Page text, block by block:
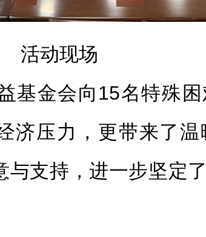
活动现场
基金会向15名特殊
济压力，更带来了
支持，进一步坚定